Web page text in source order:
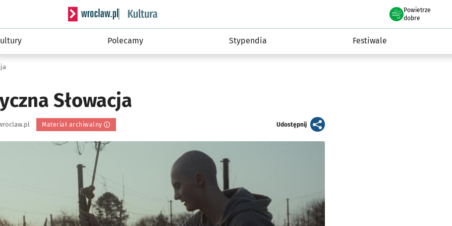
Serwis informacyjny wroclaw.pl podserwis: Kultura
Powietrze
we Wrocławiu
dobre
Polecamy Stypendia Festiwale
Słowacja
Materiał archiwalny Udostępnijartykuł